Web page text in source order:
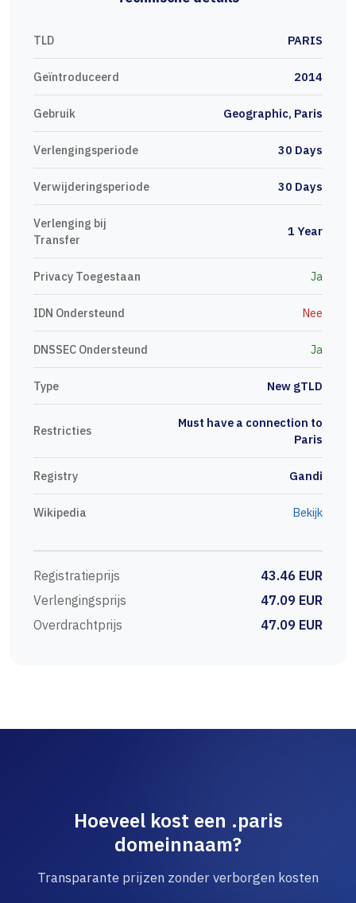
TLD PARIS
Geïntroduceerd 2014
Gebruik Geographic, Paris
Verlengingsperiode 30 Days
Verwijderingsperiode 30 Days
Verlenging bij
Transfer
1 Year
Privacy Toegestaan Ja
IDN Ondersteund Nee
DNSSEC Ondersteund Ja
Type New gTLD
Restricties
Must have a connection to
Paris
Registry Gandi
Wikipedia Bekijk
Registratieprijs
43.46 EUR
Verlengingsprijs
47.09 EUR
Overdrachtprijs
47.09 EUR
Hoeveel kost een .paris
domeinnaam?
Transparante prijzen zonder verborgen kosten